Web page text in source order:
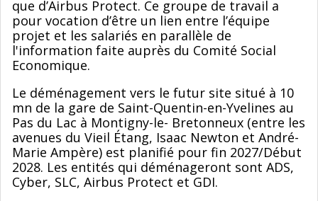
que d’Airbus Protect. Ce groupe de travail a
pour vocation d’être un lien entre l’équipe
projet et les salariés en parallèle de
l'information faite auprès du Comité Social
Economique.
Le déménagement vers le futur site situé à 10
mn de la gare de Saint-Quentin-en-Yvelines au
Pas du Lac à Montigny-le- Bretonneux (entre les
avenues du Vieil Étang, Isaac Newton et André-
Marie Ampère) est planifié pour fin 2027/Début
2028. Les entités qui déménageront sont ADS,
Cyber, SLC, Airbus Protect et GDI.